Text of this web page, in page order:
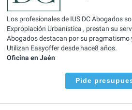
Los profesionales de IUS DC Abogados
Expropiación Urbanística , prestan su
Abogados destacan por su pragmatismo
Utilizan Easyoffer desde hace8 años.
Oficina en Jaén
Pide